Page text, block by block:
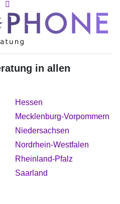
in allen
Hessen
Mecklenburg-Vorpommern
Niedersachsen
Nordrhein-Westfalen
Rheinland-Pfalz
Saarland